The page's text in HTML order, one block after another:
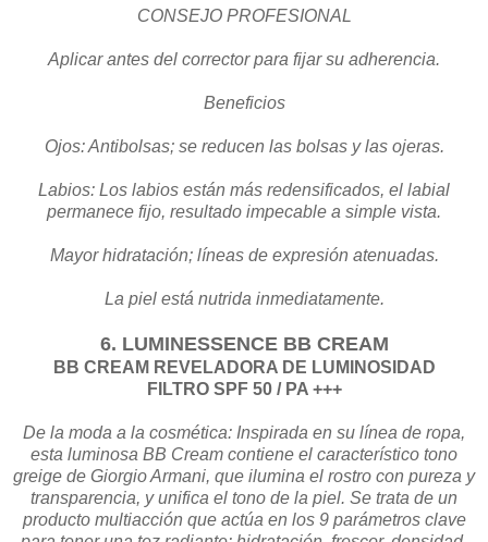
CONSEJO PROFESIONAL
Aplicar antes del corrector para fijar su adherencia.
Beneficios
Ojos: Antibolsas; se reducen las bolsas y las ojeras.
Labios: Los labios están más redensificados, el labial
permanece fijo, resultado impecable a simple vista.
Mayor hidratación; líneas de expresión atenuadas.
La piel está nutrida inmediatamente.
6. LUMINESSENCE BB CREAM
BB CREAM REVELADORA DE LUMINOSIDAD
FILTRO SPF 50 / PA +++
De la moda a la cosmética: Inspirada en su línea de ropa,
esta luminosa BB Cream contiene el característico tono
greige de Giorgio Armani, que ilumina el rostro con pureza y
transparencia, y unifica el tono de la piel. Se trata de un
producto multiacción que actúa en los 9 parámetros clave